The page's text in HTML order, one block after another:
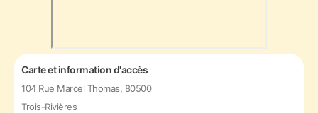
Carte et information d'accès
104 Rue Marcel Thomas, 80500
Trois-Rivières